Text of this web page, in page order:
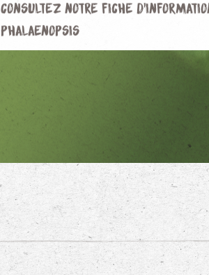
Consultez notre fiche
Phalaenopsis